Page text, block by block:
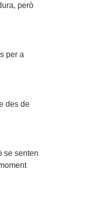
però
per a
des de
se senten